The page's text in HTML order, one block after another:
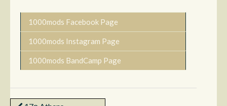
1000mods Facebook Page
1000mods Instagram Page
1000mods BandCamp Page